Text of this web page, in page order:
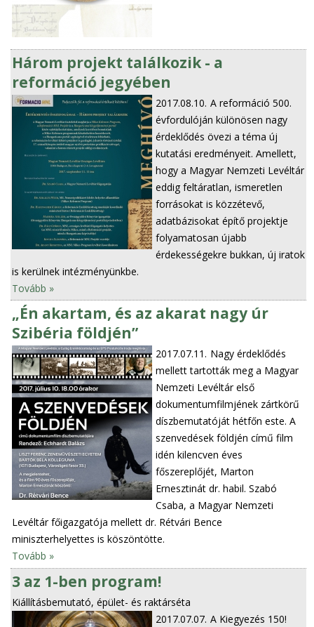
Három projekt találkozik - a
reformáció jegyében
2017.08.10. A reformáció 500.
évfordulóján különösen nagy
érdeklődés övezi a téma új
kutatási eredményeit. Amellett,
hogy a Magyar Nemzeti Levéltár
eddig feltáratlan, ismeretlen
forrásokat is közzétevő,
adatbázisokat építő projektje
folyamatosan újabb
érdekességekre bukkan, új iratok
is kerülnek intézményünkbe.
Tovább »
„Én akartam, és az akarat nagy úr
Szibéria földjén”
2017.07.11. Nagy érdeklődés
mellett tartották meg a Magyar
Nemzeti Levéltár első
dokumentumfilmjének zártkörű
díszbemutatóját hétfőn este. A
szenvedések földjén című film
idén kilencven éves
főszereplőjét, Marton
Ernesztinát dr. habil. Szabó
Csaba, a Magyar Nemzeti
Levéltár főigazgatója mellett dr. Rétvári Bence
miniszterhelyettes is köszöntötte.
Tovább »
3 az 1-ben program!
Kiállításbemutató, épület- és raktárséta
2017.07.07. A Kiegyezés 150!